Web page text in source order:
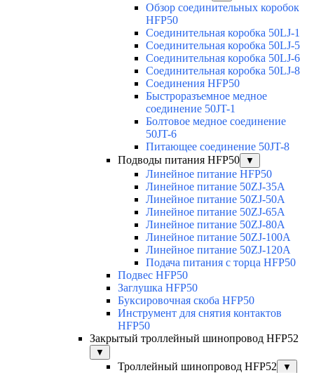
Обзор соединительных коробок
HFP50
Соединительная коробка 50LJ-1
Соединительная коробка 50LJ-5
Соединительная коробка 50LJ-6
Соединительная коробка 50LJ-8
Соединения HFP50
Быстроразъемное медное
соединение 50JT-1
Болтовое медное соединение
50JT-6
Питающее соединение 50JT-8
Подводы питания HFP50
▼
Линейное питание HFP50
Линейное питание 50ZJ-35A
Линейное питание 50ZJ-50A
Линейное питание 50ZJ-65A
Линейное питание 50ZJ-80A
Линейное питание 50ZJ-100A
Линейное питание 50ZJ-120A
Подача питания с торца HFP50
Подвес HFP50
Заглушка HFP50
Буксировочная скоба HFP50
Инструмент для снятия контактов
HFP50
Закрытый троллейный шинопровод HFP52
▼
Троллейный шинопровод HFP52 ▼